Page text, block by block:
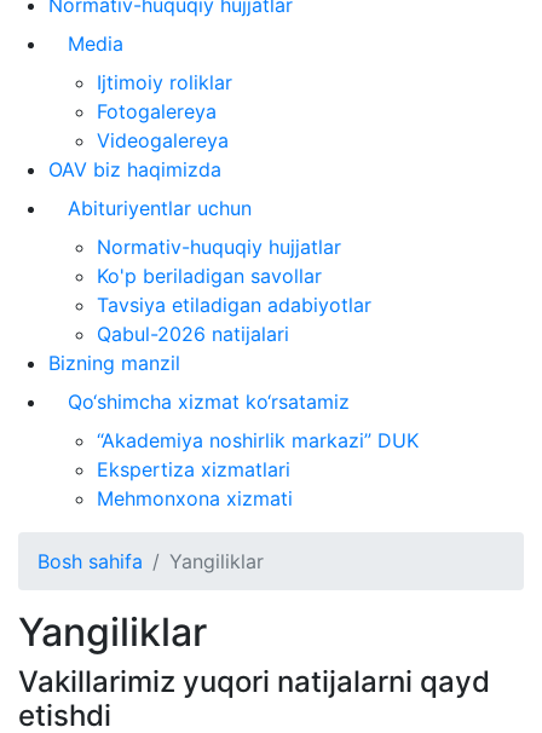
Normativ-huquqiy hujjatlar
Media
Ijtimoiy roliklar
Fotogalereya
Videogalereya
OAV biz haqimizda
Abituriyentlar uchun
Normativ-huquqiy hujjatlar
Ko'p beriladigan savollar
Tavsiya etiladigan adabiyotlar
Qabul-2026 natijalari
Bizning manzil
Qo‘shimcha xizmat ko‘rsatamiz
“Akademiya noshirlik markazi” DUK
Ekspertiza xizmatlari
Mehmonxona xizmati
Bosh sahifa Yangiliklar
Yangiliklar
Vakillarimiz yuqori natijalarni qayd
etishdi